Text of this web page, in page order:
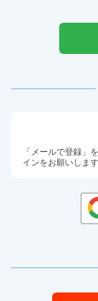
「メールで登録」
インをお願いします